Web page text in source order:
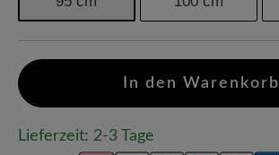
In den Warenkorb
Lieferzeit: 2-3 Tage